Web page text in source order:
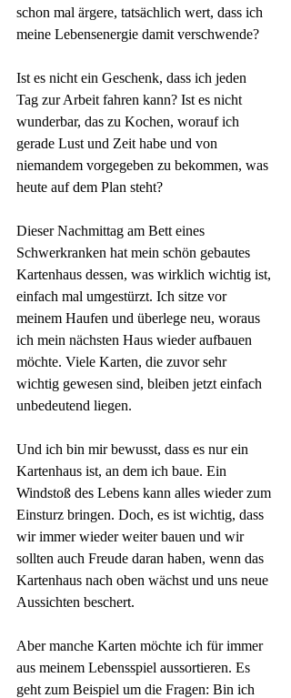
schon mal ärgere, tatsächlich wert, dass ich
meine Lebensenergie damit verschwende?
Ist es nicht ein Geschenk, dass ich jeden
Tag zur Arbeit fahren kann? Ist es nicht
wunderbar, das zu Kochen, worauf ich
gerade Lust und Zeit habe und von
niemandem vorgegeben zu bekommen, was
heute auf dem Plan steht?
Dieser Nachmittag am Bett eines
Schwerkranken hat mein schön gebautes
Kartenhaus dessen, was wirklich wichtig ist,
einfach mal umgestürzt. Ich sitze vor
meinem Haufen und überlege neu, woraus
ich mein nächsten Haus wieder aufbauen
möchte. Viele Karten, die zuvor sehr
wichtig gewesen sind, bleiben jetzt einfach
unbedeutend liegen.
Und ich bin mir bewusst, dass es nur ein
Kartenhaus ist, an dem ich baue. Ein
Windstoß des Lebens kann alles wieder zum
Einsturz bringen. Doch, es ist wichtig, dass
wir immer wieder weiter bauen und wir
sollten auch Freude daran haben, wenn das
Kartenhaus nach oben wächst und uns neue
Aussichten beschert.
Aber manche Karten möchte ich für immer
aus meinem Lebensspiel aussortieren. Es
geht zum Beispiel um die Fragen: Bin ich